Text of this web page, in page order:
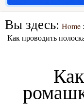
Вы здесь: Home
Как проводить